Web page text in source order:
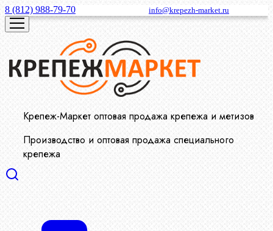
8 (812) 988-79-70 info@krepezh-market.ru
Крепеж-Маркет оптовая продажа крепежа и метизов
Производство и оптовая продажа специального
крепежа